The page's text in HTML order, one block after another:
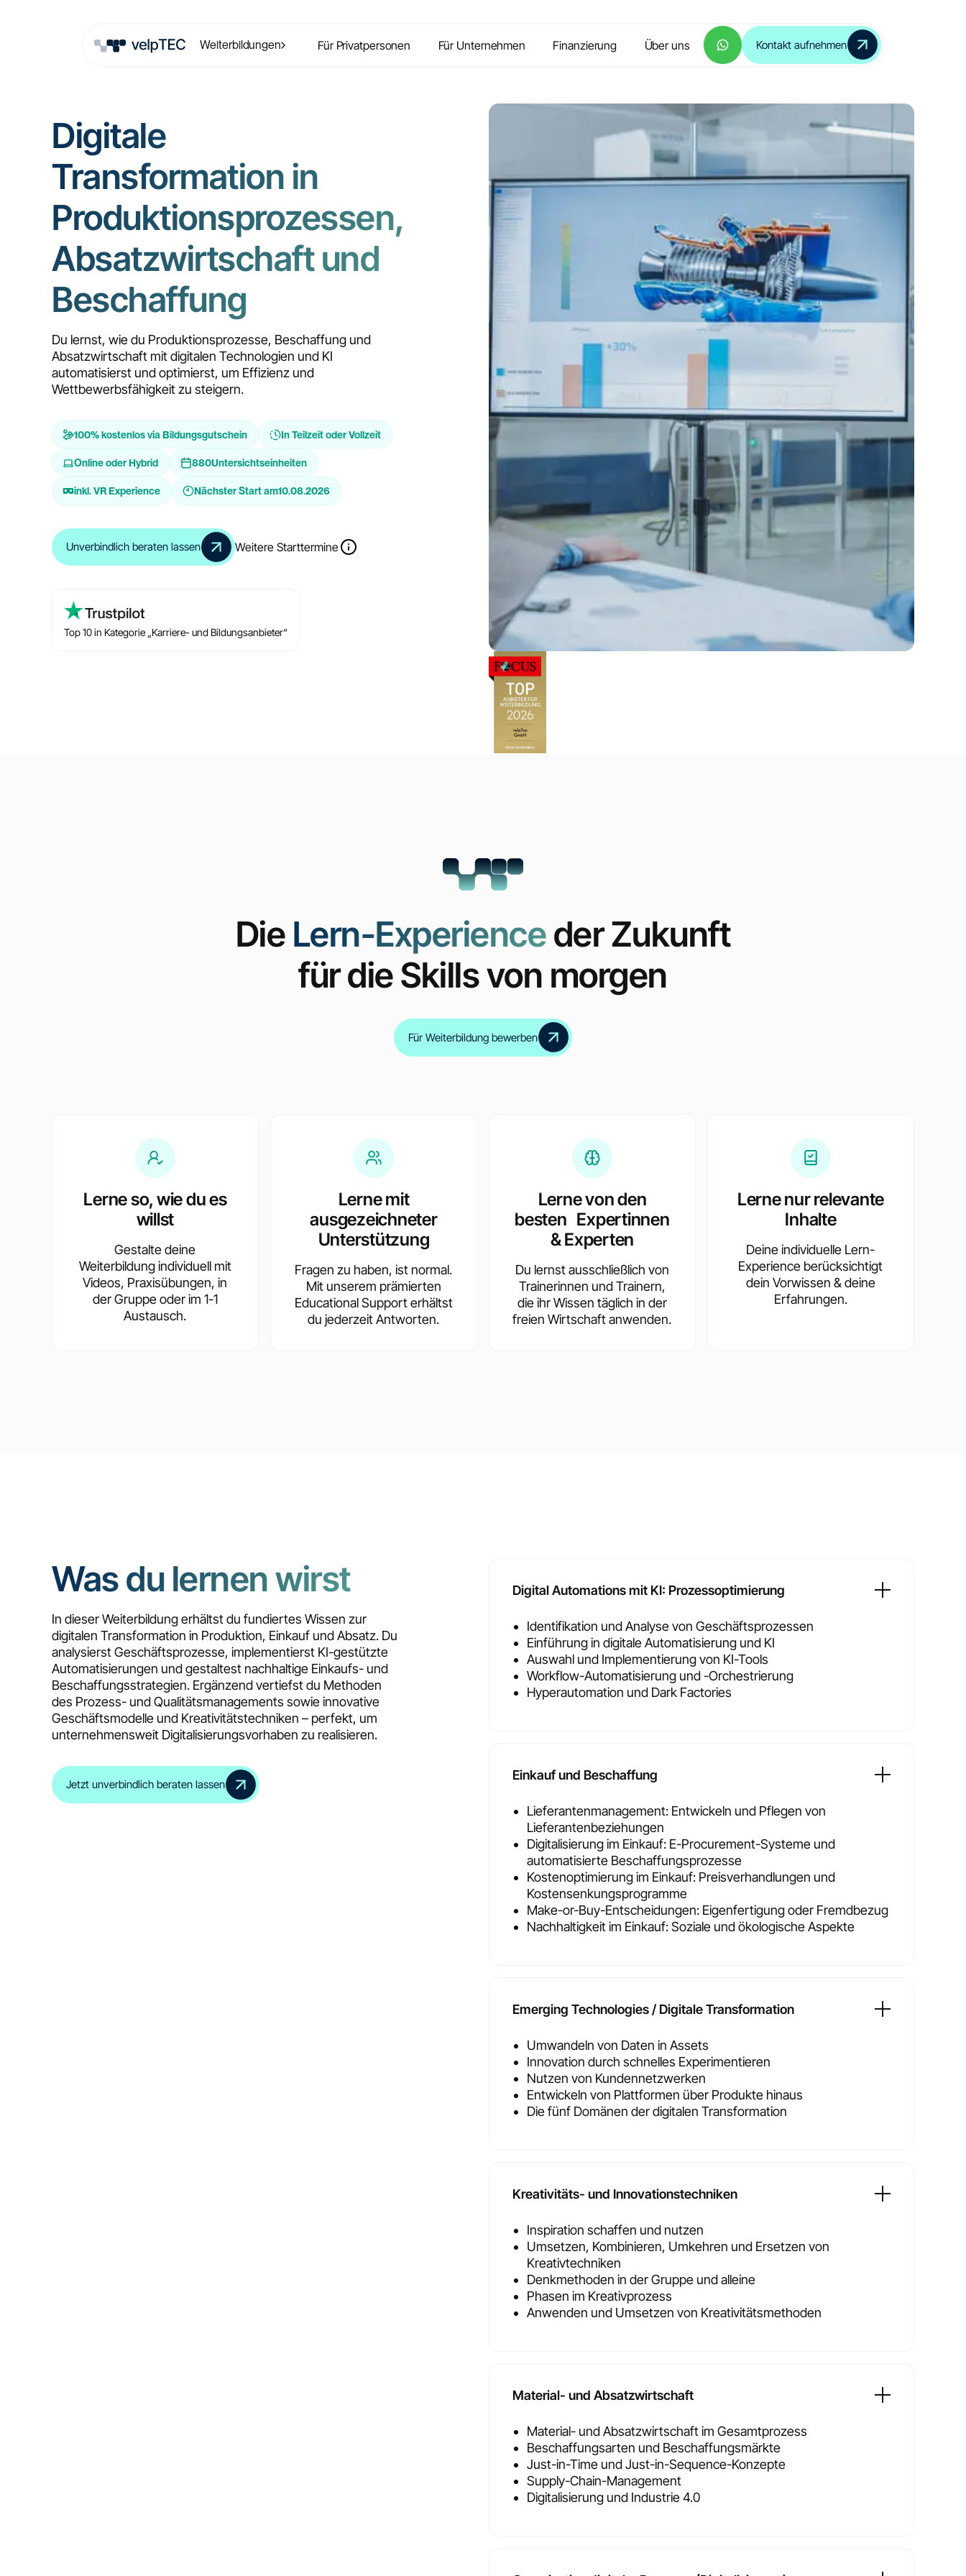
Weiterbildungen Für Privatpersonen Für Unternehmen Finanzierung Über uns Kontakt aufnehmen
Inklusive Zertifikate
für alle Zwischenmodule
Digitale
Transformation in
Produktionsprozessen,
Absatzwirtschaft und
Beschaffung
Du lernst, wie du Produktionsprozesse, Beschaffung und
Absatzwirtschaft mit digitalen Technologien und KI
automatisierst und optimierst, um Effizienz und
Wettbewerbsfähigkeit zu steigern.
100% kostenlos via Bildungsgutschein In Teilzeit oder Vollzeit
Online oder Hybrid 880Untersichtseinheiten
inkl. VR Experience Nächster Start am10.08.2026
Unverbindlich beraten lassen Weitere Starttermine
Top 10 in Kategorie „Karriere- und Bildungsanbieter“
Die Lern-Experienceder Zukunft
für die Skills von morgen
Für Weiterbildung bewerben
Lerne so, wie du es
willst
Gestalte deine
Weiterbildung individuell mit
Videos, Praxisübungen, in
der Gruppe oder im 1-1
Austausch.
Lerne mit
ausgezeichneter
Unterstützung
Fragen zu haben, ist normal.
Mit unserem prämierten
Educational Support erhältst
du jederzeit Antworten.
Lerne von den
besten Expertinnen
& Experten
Du lernst ausschließlich von
Trainerinnen und Trainern,
die ihr Wissen täglich in der
freien Wirtschaft anwenden.
Lerne nur relevante
Inhalte
Deine individuelle Lern-
Experience berücksichtigt
dein Vorwissen & deine
Erfahrungen.
Was du lernen wirst
In dieser Weiterbildung erhältst du fundiertes Wissen zur
digitalen Transformation in Produktion, Einkauf und Absatz. Du
analysierst Geschäftsprozesse, implementierst KI-gestützte
Automatisierungen und gestaltest nachhaltige Einkaufs- und
Beschaffungsstrategien. Ergänzend vertiefst du Methoden
des Prozess- und Qualitätsmanagements sowie innovative
Geschäftsmodelle und Kreativitätstechniken – perfekt, um
unternehmensweit Digitalisierungsvorhaben zu realisieren.
Jetzt unverbindlich beraten lassen
Digital Automations mit KI: Prozessoptimierung
Identifikation und Analyse von Geschäftsprozessen
Einführung in digitale Automatisierung und KI
Auswahl und Implementierung von KI-Tools
Workflow-Automatisierung und -Orchestrierung
Hyperautomation und Dark Factories
Einkauf und Beschaffung
Lieferantenmanagement: Entwickeln und Pflegen von
Lieferantenbeziehungen
Digitalisierung im Einkauf: E-Procurement-Systeme und
automatisierte Beschaffungsprozesse
Kostenoptimierung im Einkauf: Preisverhandlungen und
Kostensenkungsprogramme
Make-or-Buy-Entscheidungen: Eigenfertigung oder Fremdbezug
Nachhaltigkeit im Einkauf: Soziale und ökologische Aspekte
Emerging Technologies / Digitale Transformation
Umwandeln von Daten in Assets
Innovation durch schnelles Experimentieren
Nutzen von Kundennetzwerken
Entwickeln von Plattformen über Produkte hinaus
Die fünf Domänen der digitalen Transformation
Kreativitäts- und Innovationstechniken
Inspiration schaffen und nutzen
Umsetzen, Kombinieren, Umkehren und Ersetzen von
Kreativtechniken
Denkmethoden in der Gruppe und alleine
Phasen im Kreativprozess
Anwenden und Umsetzen von Kreativitätsmethoden
Material- und Absatzwirtschaft
Material- und Absatzwirtschaft im Gesamtprozess
Beschaffungsarten und Beschaffungsmärkte
Just-in-Time und Just-in-Sequence-Konzepte
Supply-Chain-Management
Digitalisierung und Industrie 4.0